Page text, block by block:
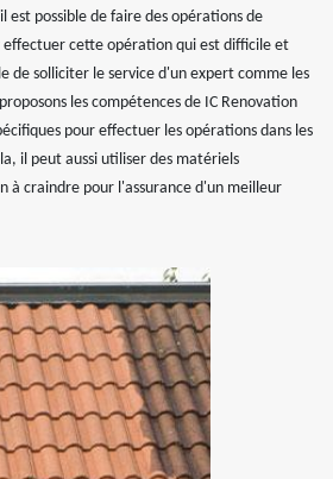
est possible de faire des opérations de
effectuer cette opération qui est difficile et
de solliciter le service d'un expert comme les
les compétences de IC Renovation
pour effectuer les opérations dans les
il peut aussi utiliser des matériels
à craindre pour l'assurance d'un meilleur